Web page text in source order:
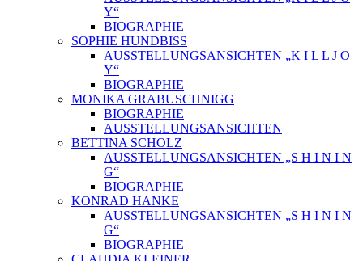
Y“
BIOGRAPHIE
SOPHIE HUNDBISS
AUSSTELLUNGSANSICHTEN „K I L L J O
Y“
BIOGRAPHIE
MONIKA GRABUSCHNIGG
BIOGRAPHIE
AUSSTELLUNGSANSICHTEN
BETTINA SCHOLZ
AUSSTELLUNGSANSICHTEN „S H I N I N
G“
BIOGRAPHIE
KONRAD HANKE
AUSSTELLUNGSANSICHTEN „S H I N I N
G“
BIOGRAPHIE